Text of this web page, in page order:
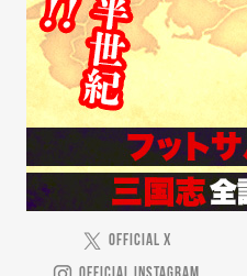
OFFICIAL X